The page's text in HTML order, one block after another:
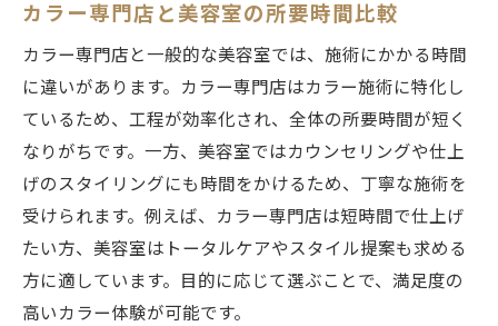
カラー専門店と美容室の所要時間比較
カラー専門店と一般的な美容室では、施術にかかる時間
に違いがあります。カラー専門店はカラー施術に特化し
ているため、工程が効率化され、全体の所要時間が短く
なりがちです。一方、美容室ではカウンセリングや仕上
げのスタイリングにも時間をかけるため、丁寧な施術を
受けられます。例えば、カラー専門店は短時間で仕上げ
たい方、美容室はトータルケアやスタイル提案も求める
方に適しています。目的に応じて選ぶことで、満足度の
高いカラー体験が可能です。